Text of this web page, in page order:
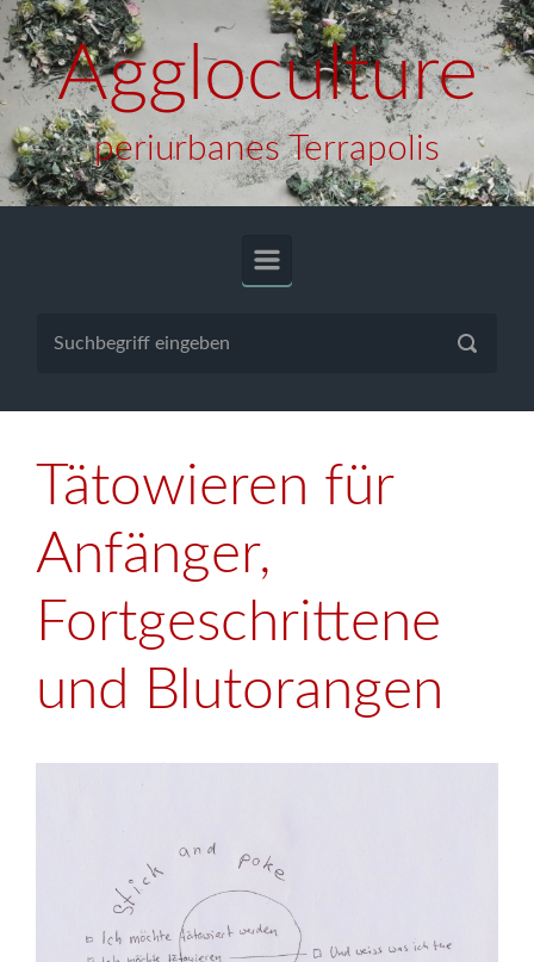
Zum Hauptinhalt springen
Aggloculture
periurbanes Terrapolis
Tätowieren für
Anfänger,
Fortgeschrittene
und Blutorangen